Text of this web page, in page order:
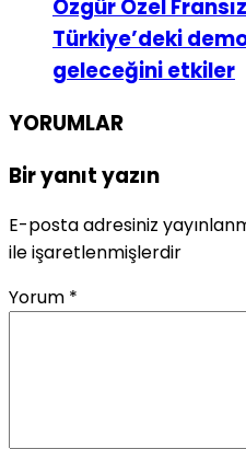
Özgür Özel
Türkiye’deki
geleceğini etkiler
YORUMLAR
Bir yanıt yazın
E-posta adresiniz
ile işaretlenmişlerdir
Yorum *